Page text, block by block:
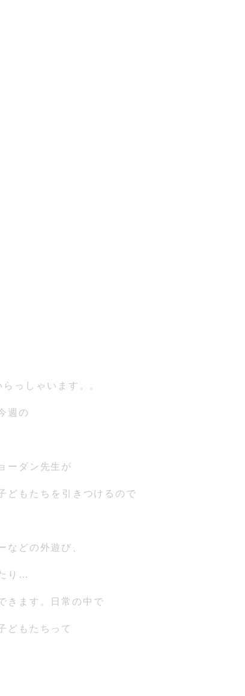
らっしゃいます。。
週の
ーダン先生が
どもたちを引きつけるので
などの外遊び、
り…
きます。日常の中で
どもたちって